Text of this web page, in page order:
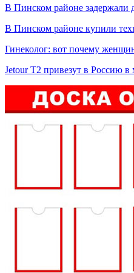
В Пинском районе задержали
В Пинском районе купили
Гинеколог: вот почему
Jetour T2 привезут в Россию